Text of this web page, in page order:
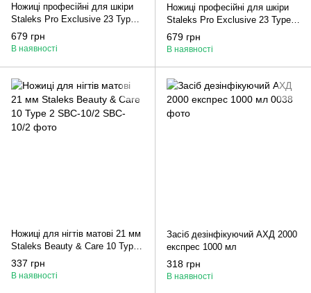
Ножиці професійні для шкіри
Staleks Pro Exclusive 23 Type 1
Magnolia SX-23/1m
679 грн
В наявності
Ножиці професійні для шкіри
Staleks Pro Exclusive 23 Type 2
Magnolia SX-23/2m
679 грн
В наявності
Ножиці для нігтів матові 21 мм
Staleks Beauty & Care 10 Type
2 SBC-10/2
337 грн
В наявності
Засіб дезінфікуючий АХД 2000
експрес 1000 мл
318 грн
В наявності